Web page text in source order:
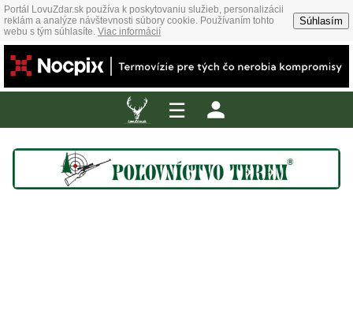
Portál LovuZdar.sk používa k poskytovaniu služieb, personalizácii
reklám a analýze návštevnosti súbory cookie. Používaním tohto
webu s tým súhlasíte. Viac informácií
Súhlasím
☰